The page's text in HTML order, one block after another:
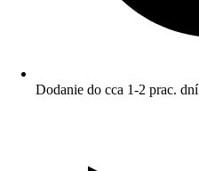
Dodanie do cca 1-2 prac. dní